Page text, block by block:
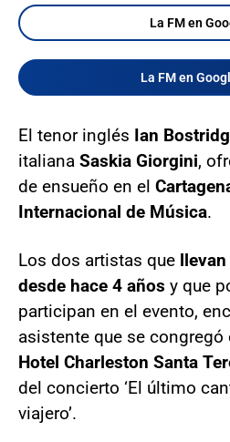
La FM en
La FM en
El tenor inglés Ian
italiana Saskia Giorgini,
de ensueño en el
Internacional de Música.
Los dos artistas que
desde hace 4 años y que
participan en el evento,
asistente que se
Hotel Charleston Santa
del concierto ‘El último
viajero’.